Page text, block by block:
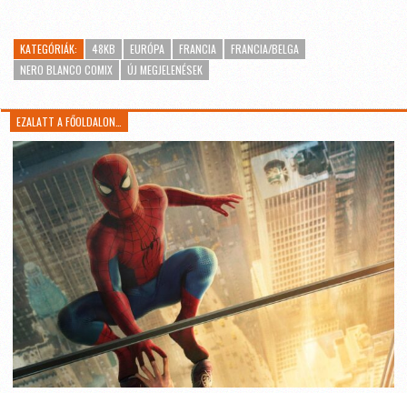
KATEGÓRIÁK: 48KB EURÓPA FRANCIA
FRANCIA/BELGA
NERO BLANCO COMIX
ÚJ MEGJELENÉSEK
EZALATT A FŐOLDALON…